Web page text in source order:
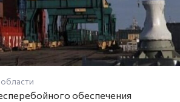
обеспечения